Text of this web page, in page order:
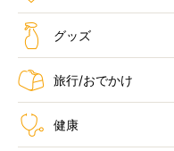
グッズ
旅行/おでかけ
健康